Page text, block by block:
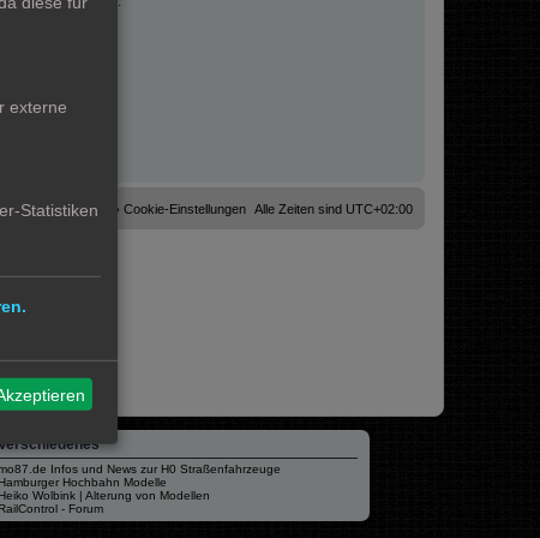
Alle Zeiten sind UTC+02:00
Cookie-Einstellungen
löschen
Infos und News zur H0 Straßenfahrzeuge
Hamburger Hochbahn Modelle
Heiko Wolbink | Alterung von Modellen
RailControl - Forum
externe
Statistiken